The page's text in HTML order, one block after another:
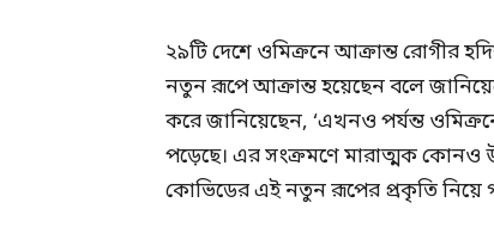
২৯টি দেশে ওমিক্রনে আক্রান্ত রোগীর
নতুন রূপে আক্রান্ত হয়েছেন বলে
করে জানিয়েছেন, ‘এখনও পর্যন্ত
পড়েছে। এর সংক্রমণে মারাত্মক কোনও
কোভিডের এই নতুন রূপের প্রকৃতি নিয়ে